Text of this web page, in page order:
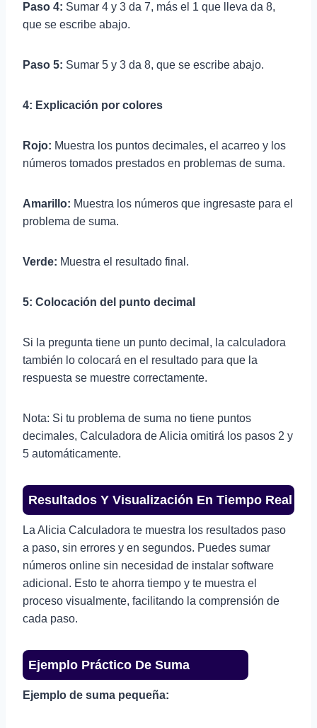
Paso 4: Sumar 4 y 3 da 7, más el 1 que lleva da 8,
que se escribe abajo.
Paso 5: Sumar 5 y 3 da 8, que se escribe abajo.
4: Explicación por colores
Rojo: Muestra los puntos decimales, el acarreo y los
números tomados prestados en problemas de suma.
Amarillo: Muestra los números que ingresaste para el
problema de suma.
Verde: Muestra el resultado final.
5: Colocación del punto decimal
Si la pregunta tiene un punto decimal, la calculadora
también lo colocará en el resultado para que la
respuesta se muestre correctamente.
Nota: Si tu problema de suma no tiene puntos
decimales, Calculadora de Alicia omitirá los pasos 2 y
5 automáticamente.
Resultados Y Visualización En Tiempo Real
La Alicia Calculadora te muestra los resultados paso
a paso, sin errores y en segundos. Puedes sumar
números online sin necesidad de instalar software
adicional. Esto te ahorra tiempo y te muestra el
proceso visualmente, facilitando la comprensión de
cada paso.
Ejemplo Práctico De Suma
Ejemplo de suma pequeña: